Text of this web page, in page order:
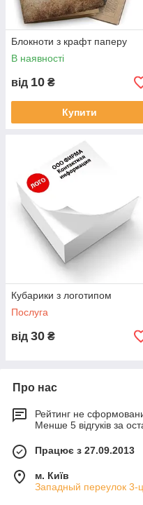
Блокноти з крафт паперу
В наявності
від 10 ₴
Купити
Кубарики з логотипом
Послуга
від 30 ₴
Про нас
Рейтинг не
Менше 5 відгуків за
Працює з 27.09.2013
м. Київ
Западный переулок 3-